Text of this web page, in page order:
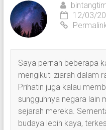
12/03/
Saya pernah beberapa
mengikuti ziarah dalam
Prihatin juga kalau
sungguhnya negara lain
sejarah mereka.
budaya lebih kaya,